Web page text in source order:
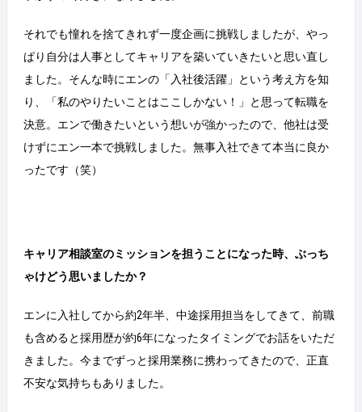
それでも憧れを捨てきれず一度企画に挑戦しましたが、やっ
ぱり自分は人事としてキャリアを築いていきたいと思い直し
ました。そんな時にエンの「入社後活躍」という考え方を知
り、「私のやりたいことはここしかない！」と思って転職を
決意。エンで働きたいという想いが強かったので、他社は受
けずにエン一本で挑戦しました。無事入社できて本当に良か
ったです（笑）
キャリア相談室のミッションを担うことになった時、ぶっち
ゃけどう思いましたか？
エンに入社してから約2年半、中途採用担当をしてきて、前職
も含めると採用歴が約6年になったタイミングでお話をいただ
きました。今までずっと採用業務に携わってきたので、正直
不安な気持ちもありました。